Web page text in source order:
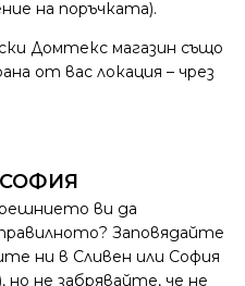
на поръчката).
Домтекс магазин също
от вас локация – чрез
ви да
Заповядайте
ни в Сливен или София
но не забрявайте, че не